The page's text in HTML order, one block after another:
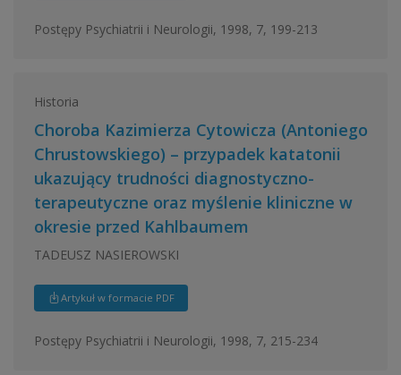
Postępy Psychiatrii i Neurologii, 1998, 7, 199-213
Historia
Choroba Kazimierza Cytowicza (Antoniego
Chrustowskiego) – przypadek katatonii
ukazujący trudności diagnostyczno-
terapeutyczne oraz myślenie kliniczne w
okresie przed Kahlbaumem
TADEUSZ NASIEROWSKI
Artykuł w formacie PDF
Postępy Psychiatrii i Neurologii, 1998, 7, 215-234